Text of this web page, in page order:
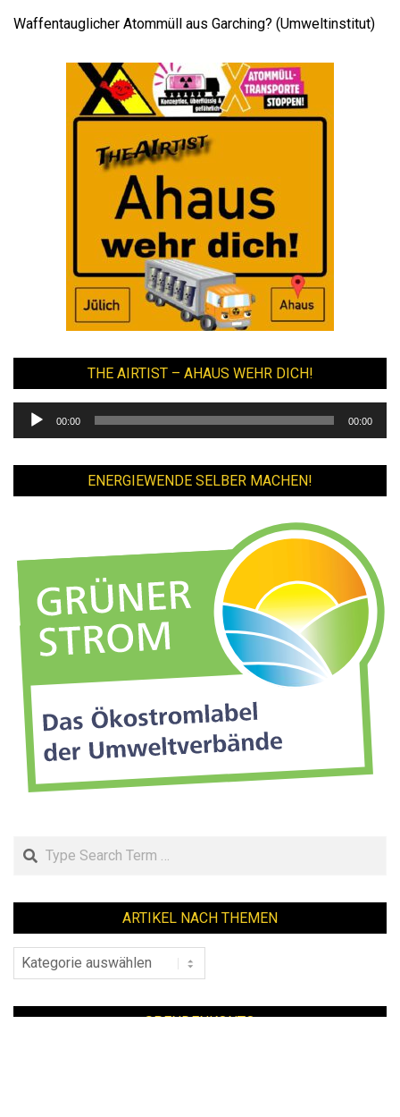
Waffentauglicher Atommüll aus Garching? (Umweltinstitut)
THE AIRTIST – AHAUS WEHR DICH!
Audio-
Player
00:00 00:00
ENERGIEWENDE SELBER MACHEN!
Search
ARTIKEL NACH THEMEN
Artikel
nach
SPENDENKONTO